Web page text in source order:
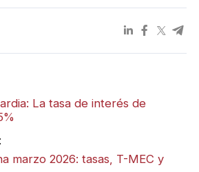
La tasa de interés de
marzo 2026: tasas, T-MEC y